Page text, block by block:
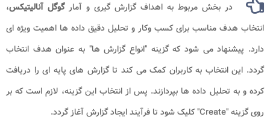
در بخش مربوط به اهداف گزارش گیری و آمار گوگل آنالیتیکس،
انتخاب هدف مناسب برای کسب وکار و تحلیل دقیق داده ها اهمیت ویژه ای
دارد. پیشنهاد می شود که گزینه "انواع گزارش ها" به عنوان هدف انتخاب
گردد. این انتخاب به کاربران کمک می کند تا گزارش های پایه ای را دریافت
کرده و به تحلیل داده ها بپردازند. پس از انتخاب این گزینه، لازم است که بر
روی گزینه "Create" کلیک شود تا فرآیند ایجاد گزارش آغاز گردد.